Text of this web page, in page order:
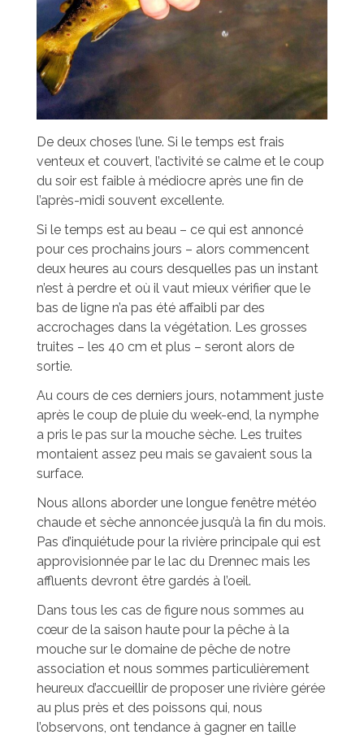
De deux choses l’une. Si le temps est frais
venteux et couvert, l’activité se calme et le coup
du soir est faible à médiocre après une fin de
l’après-midi souvent excellente.
Si le temps est au beau – ce qui est annoncé
pour ces prochains jours – alors commencent
deux heures au cours desquelles pas un instant
n’est à perdre et où il vaut mieux vérifier que le
bas de ligne n’a pas été affaibli par des
accrochages dans la végétation. Les grosses
truites – les 40 cm et plus – seront alors de
sortie.
Au cours de ces derniers jours, notamment juste
après le coup de pluie du week-end, la nymphe
a pris le pas sur la mouche sèche. Les truites
montaient assez peu mais se gavaient sous la
surface.
Nous allons aborder une longue fenêtre météo
chaude et sèche annoncée jusqu’à la fin du mois.
Pas d’inquiétude pour la rivière principale qui est
approvisionnée par le lac du Drennec mais les
affluents devront être gardés à l’oeil.
Dans tous les cas de figure nous sommes au
cœur de la saison haute pour la pêche à la
mouche sur le domaine de pêche de notre
association et nous sommes particulièrement
heureux d’accueillir de proposer une rivière gérée
au plus près et des poissons qui, nous
l’observons, ont tendance à gagner en taille